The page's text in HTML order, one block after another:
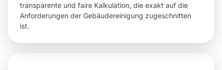
transparente und faire Kalkulation, die exakt auf die
Anforderungen der Gebäudereinigung zugeschnitten
ist.